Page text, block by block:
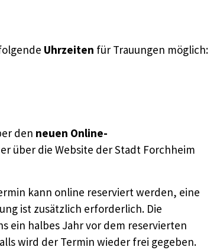
Uhrzeiten für Trauungen möglich:
den neuen Online-
über die Website der Stadt Forchheim
kann online reserviert werden, eine
ist zusätzlich erforderlich. Die
ein halbes Jahr vor dem reservierten
wird der Termin wieder frei gegeben.